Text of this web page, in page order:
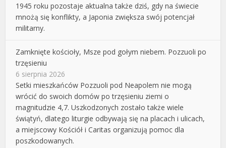
1945 roku pozostaje aktualna także dziś, gdy na świecie
mnożą się konflikty, a Japonia zwiększa swój potencjał
militarny.
Zamknięte kościoły, Msze pod gołym niebem. Pozzuoli po
trzęsieniu
6 sierpnia 2026
Setki mieszkańców Pozzuoli pod Neapolem nie mogą
wrócić do swoich domów po trzęsieniu ziemi o
magnitudzie 4,7. Uszkodzonych zostało także wiele
świątyń, dlatego liturgie odbywają się na placach i ulicach,
a miejscowy Kościół i Caritas organizują pomoc dla
poszkodowanych.